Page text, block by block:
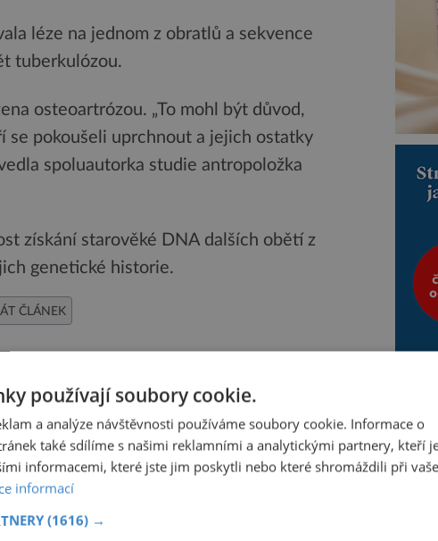
léze na jednom z obratlů a sekvence
tuberkulózou.
osteoartrózou. „To mohl být důvod,
se pokoušeli uprchnout a jejich ostatky
spoluautorka studie antropoložka
získání starověké DNA dalších obětí z
genetické historie.
ČLÁNEK
Cyklostezka štýrskou vinařskou oblastí
používají soubory cookie.
a analýze návštěvnosti používáme soubory cookie. Informace o
také sdílíme s našimi reklamními a analytickými partnery, kteří
informacemi, které jste jim poskytli nebo které shromáždili při
informací
(1616) →